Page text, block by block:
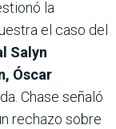
la
el caso del
Salyn
Óscar
Chase señaló
rechazo sobre